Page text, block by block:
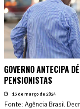
GOVERNO ANTECIPA
PENSIONISTAS
13 de março de 2024
Fonte: Agência Brasil